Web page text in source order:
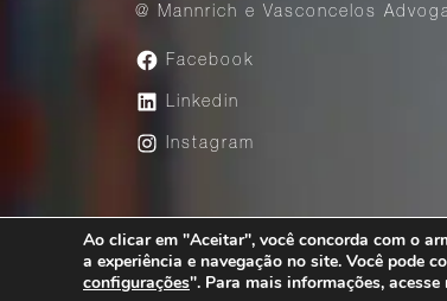
@ Mannrich e Vasconcelos
Facebook
Linkedin
Instagram
Av. Paulista, 1776 – 23° andar
Copyright @Mannrich e Vasconcelos
Ao clicar em "Aceitar", você concorda com o
a experiência e navegação no site. Você pode
configurações". Para mais informações, acesse